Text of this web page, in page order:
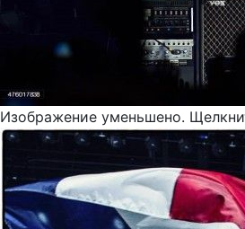
Изображение уменьшено.